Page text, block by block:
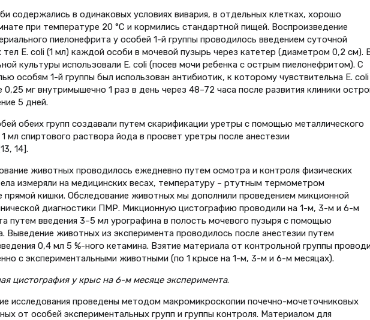
содержались в одинаковых условиях вивария, в отдельных клетках, хорошо
при температуре 20 °С и кормились стандартной пищей. Воспроизведение
пиелонефрита у особей 1-й группы проводилось введением суточной
E. coli (1 мл) каждой особи в мочевой пузырь через катетер (диаметром 0,2 см).
культуры использовали E. coli (посев мочи ребенка с острым пиелонефритом). С
особям 1-й группы был использован антибиотик, к которому чувствительна E. coli
мг внутримышечно 1 раз в день через 48–72 часа после развития клиники
5 дней.
обеих групп создавали путем скарификации уретры с помощью металлического
мл спиртового раствора йода в просвет уретры после анестезии
14].
животных проводилось ежедневно путем осмотра и контроля физических
измеряли на медицинских весах, температуру – ртутным термометром
прямой кишки. Обследование животных мы дополнили проведением микционной
диагностики ПМР. Микционную цистографию проводили на 1-м, 3-м и 6-м
путем введения 3–5 мл урографина в полость мочевого пузыря с помощью
Выведение животных из эксперимента проводилось после анестезии путем
0,4 мл 5 %-ного кетамина. Взятие материала от контрольной группы
с экспериментальными животными (по 1 крысе на 1-м, 3-м и 6-м месяцах).
цистография у крыс на 6-м месяце эксперимента.
исследования проведены методом макромикроскопии почечно-мочеточниковых
от особей экспериментальных групп и группы контроля. Материалом для